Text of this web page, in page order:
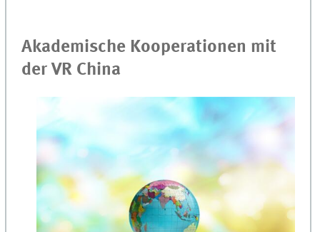
Akademische Kooperationen mit
der VR China